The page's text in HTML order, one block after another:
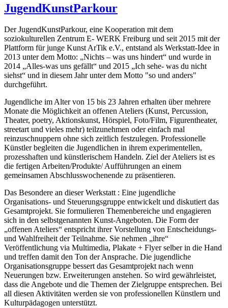
JugendKunstParkour
Der JugendKunstParkour, eine Kooperation mit dem
soziokulturellen Zentrum E- WERK Freiburg und seit 2015 mit der
Plattform für junge Kunst ArTik e.V., entstand als Werkstatt-Idee in
2013 unter dem Motto: „Nichts – was uns hindert“ und wurde in
2014 „Alles-was uns gefällt“ und 2015 „Ich sehe- was du nicht
siehst“ und in diesem Jahr unter dem Motto "so und anders"
durchgeführt.
Jugendliche im Alter von 15 bis 23 Jahren erhalten über mehrere
Monate die Möglichkeit an offenen Ateliers (Kunst, Percussion,
Theater, poetry, Aktionskunst, Hörspiel, Foto/Film, Figurentheater,
streetart und vieles mehr) teilzunehmen oder einfach mal
reinzuschnuppern ohne sich zeitlich festzulegen. Professionelle
Künstler begleiten die Jugendlichen in ihrem experimentellen,
prozesshaften und künstlerischem Handeln. Ziel der Ateliers ist es
die fertigen Arbeiten/Produkte/ Aufführungen an einem
gemeinsamen Abschlusswochenende zu präsentieren.
Das Besondere an dieser Werkstatt : Eine jugendliche
Organisations- und Steuerungsgruppe entwickelt und diskutiert das
Gesamtprojekt. Sie formulieren Themenbereiche und engagieren
sich in den selbstgenannten Kunst-Angeboten. Die Form der
„offenen Ateliers“ entspricht ihrer Vorstellung von Entscheidungs-
und Wahlfreiheit der Teilnahme. Sie nehmen „ihre“
Veröffentlichung via Multimedia, Plakate + Flyer selber in die Hand
und treffen damit den Ton der Ansprache. Die jugendliche
Organisationsgruppe bessert das Gesamtprojekt nach wenn
Neuerungen bzw. Erweiterungen anstehen. So wird gewährleistet,
dass die Angebote und die Themen der Zielgruppe entsprechen. Bei
all diesen Aktivitäten werden sie von professionellen Künstlern und
Kulturpädagogen unterstützt.